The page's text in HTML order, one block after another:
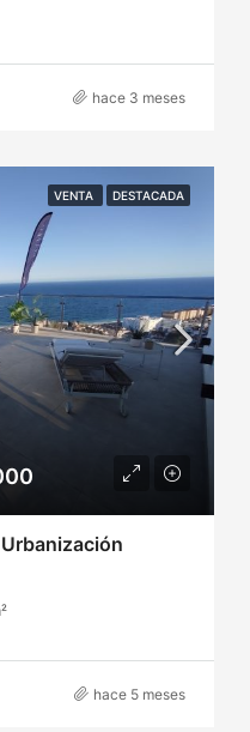
hace 3 meses
VENTA DESTACADA
hace 5 meses